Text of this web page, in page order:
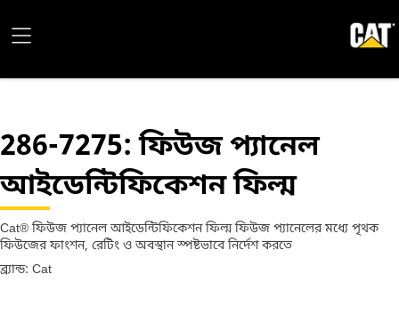
286-7275: ফিউজ প্যানেল
আইডেন্টিফিকেশন ফিল্ম
Cat® ফিউজ প্যানেল আইডেন্টিফিকেশন ফিল্ম ফিউজ প্যানেলের মধ্যে পৃথক
ফিউজের ফাংশন, রেটিং ও অবস্থান স্পষ্টভাবে নির্দেশ করতে
ব্র্যান্ড: Cat